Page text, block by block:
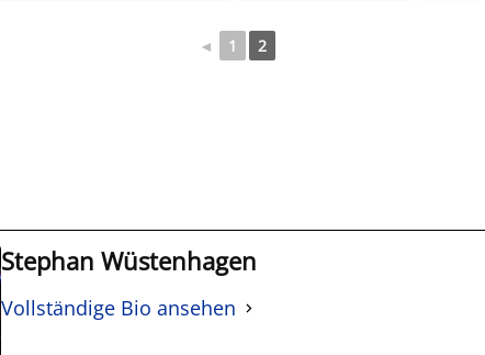
◄ 1 2
Stephan Wüstenhagen
Vollständige Bio ansehen